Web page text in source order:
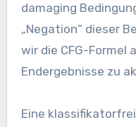
damaging
„Negation“ dieser
wir die CFG-Formel
Endergebnisse zu
Eine